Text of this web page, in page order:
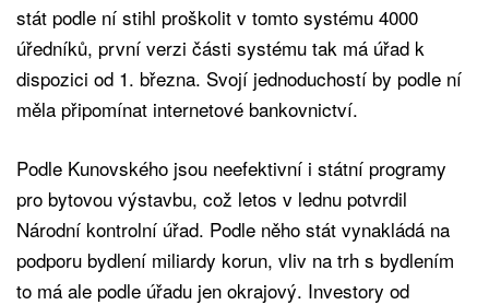
stát podle ní stihl proškolit v tomto systému 4000
úředníků, první verzi části systému tak má úřad k
dispozici od 1. března. Svojí jednoduchostí by podle ní
měla připomínat internetové bankovnictví.
Podle Kunovského jsou neefektivní i státní programy
pro bytovou výstavbu, což letos v lednu potvrdil
Národní kontrolní úřad. Podle něho stát vynakládá na
podporu bydlení miliardy korun, vliv na trh s bydlením
to má ale podle úřadu jen okrajový. Investory od